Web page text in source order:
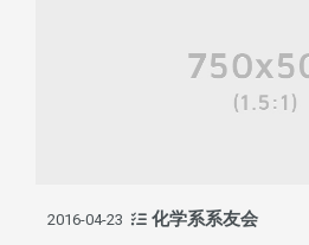
2016-04-23 化学系系友会